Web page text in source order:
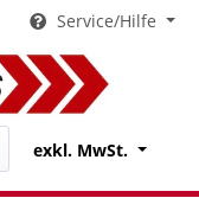
Service/Hilfe
enthält 0
exkl. MwSt.